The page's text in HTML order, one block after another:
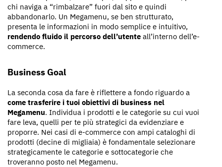
chi naviga a “rimbalzare” fuori dal sito e quindi
abbandonarlo. Un Megamenu, se ben strutturato,
presenta le informazioni in modo semplice e intuitivo,
rendendo fluido il percorso dell’utente all’interno dell’e-
commerce.
Business Goal
La seconda cosa da fare è riflettere a fondo riguardo a
come trasferire i tuoi obiettivi di business nel
Megamenu. Individua i prodotti e le categorie su cui vuoi
fare leva, quelli per te più strategici da evidenziare e
proporre. Nei casi di e-commerce con ampi cataloghi di
prodotti (decine di migliaia) è fondamentale selezionare
strategicamente le categorie e sottocategorie che
troveranno posto nel Megamenu.